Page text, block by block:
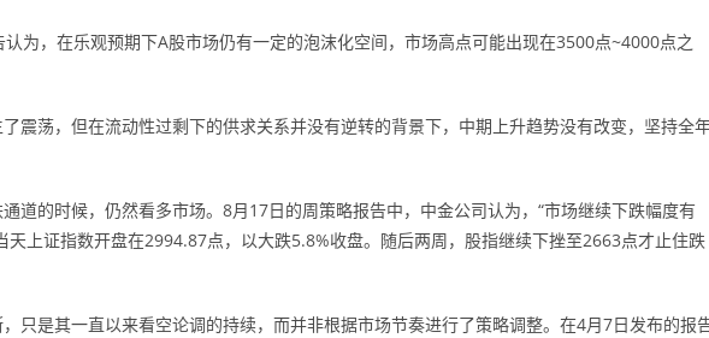
为，在乐观预期下A股市场仍有一定的泡沫化空间，市场高点可能出现在3500点~4000点之
震荡，但在流动性过剩下的供求关系并没有逆转的背景下，中期上升趋势没有改变，坚持全
道的时候，仍然看多市场。8月17日的周策略报告中，中金公司认为，“市场继续下跌幅度有
天上证指数开盘在2994.87点，以大跌5.8%收盘。随后两周，股指继续下挫至2663点才止住跌
只是其一直以来看空论调的持续，而并非根据市场节奏进行了策略调整。在4月7日发布的报